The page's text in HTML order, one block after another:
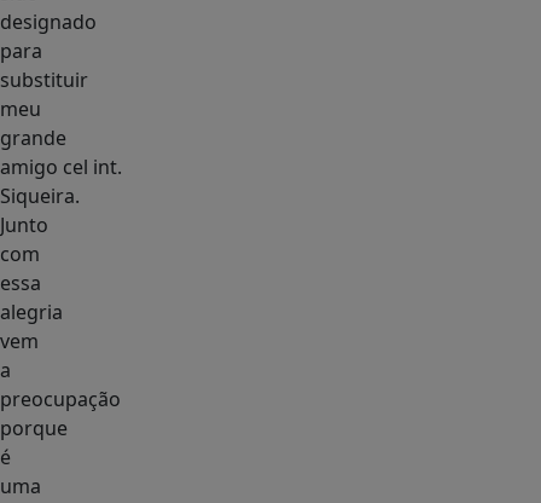
designado
para
substituir
meu
grande
amigo cel int.
Siqueira.
Junto
com
essa
alegria
vem
a
preocupação
porque
é
uma